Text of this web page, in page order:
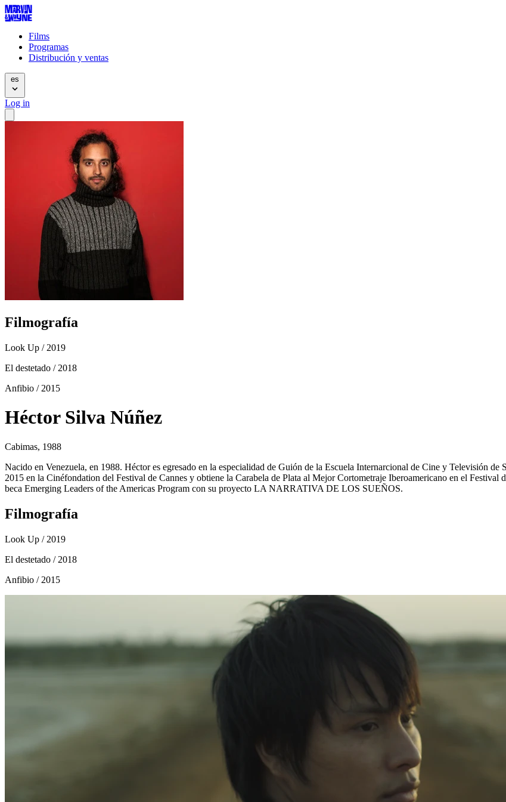
Films
Programas
Distribución y ventas
es
Log in
Filmografía
Look Up / 2019
El destetado / 2018
Anfibio / 2015
Héctor Silva Núñez
Cabimas, 1988
Nacido en Venezuela, en 1988. Héctor es egresado en la especialidad de Guión de la Escuela Internarcional de Cine y Televisión
2015 en la Cinéfondation del Festival de Cannes y obtiene la Carabela de Plata al Mejor Cortometraje Iberoamericano en el
beca Emerging Leaders of the Americas Program con su proyecto LA NARRATIVA DE LOS SUEÑOS.
Filmografía
Look Up / 2019
El destetado / 2018
Anfibio / 2015